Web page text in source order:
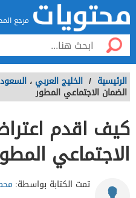
مرجع
الرئيسية / الخليج العربي ،
الضمان الاجتماعي المطور
كيف اقدم
الاجتماعي
تمت الكتابة بواسطة: